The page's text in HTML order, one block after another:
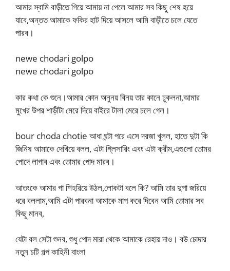
আমার স্বামি বাড়ীতে গিয়ে আমায় না পেলে আমার সব কিছু শেষ হয়ে
যাবে,অন্তত আমাকে ফকির হাট দিয়ে আসলে আমি বাড়ীতে চলে যেতে
পারব।
newe chodari golpo
newe chodari golpo
কার কথা কে শুনে।আমার কোন অনুনয় বিনয় তার কানে ঢুকলনা,আমার
মুখের উপর শাড়ীটা মেরে দিয়ে বাইরে টালা মেরে চলে গেল।
bour choda chotie আধা ঘন্টা পরে এসে দরজা খুলল, হাতে দুটা কি
জিনিষ আমাকে দেখিয়ে বলল, এটা গ্লিসারিং এবং এটা ক্রীম,এগুলো তোমর
পোদে লাগাব এবং তোমার পোদ মারব।
আতংকে আমার গা শিহরিয়ে উঠল,লোকটা বলে কি? আমি তার দুপা জরিয়ে
ধরে বললাম,আমি এটা পারবনা আমাকে মাপ করে দিবেন আমি তোমার সব
কিছু মানব,
যেটা বল সেটা শুনব, শুধু পোদ মারা থেকে আমাকে রেহায় দাও। বউ চোদার
নতুন চটি গল্প কাহিনী বাংলা